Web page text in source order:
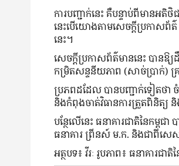
ការបញ្ជាក់នេះ គឺបន្ទាប់ពីមានអ
នេះបើយោងតាមសេចក្ដីប្រកាសព័ត៌
នេះ។
សេចក្ដីប្រកាសព័ត៌មាននេះ បានឱ្
កម្រិតសន្ទនីយភាព (សាច់ប្រាក់) គ្
ប្រភពដដែល បានបញ្ជាក់ទៀតថា ចំ
និងកំពុងចាត់វិធានការត្រួតពិនិត្យ និ
បន្ថែលើនេះ ធនាគារជាតិនៃកម្ពុ
ធនាគារ ព្រីនស៍ ម.ក. និងជាពិសេ
អត្ថបទ៖ វីរៈ រូបភាព៖ ធនាគារជាតិន